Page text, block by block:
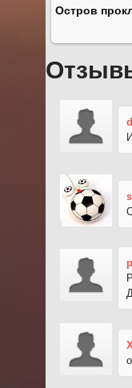
Остров